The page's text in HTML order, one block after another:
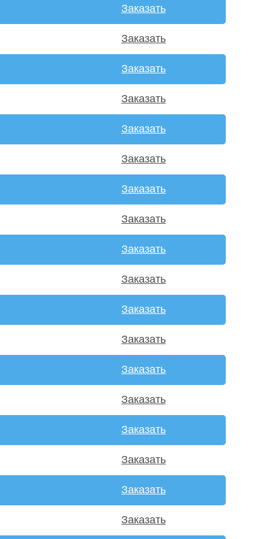
Заказать
Заказать
Заказать
Заказать
Заказать
Заказать
Заказать
Заказать
Заказать
Заказать
Заказать
Заказать
Заказать
Заказать
Заказать
Заказать
Заказать
Заказать